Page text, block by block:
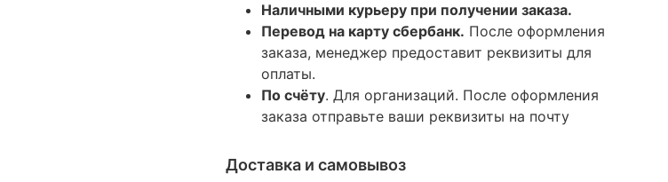
Наличными курьеру при получении заказа.
Перевод на карту сбербанк. После оформления
заказа, менеджер предоставит реквизиты для
оплаты.
По счёту. Для организаций. После оформления
заказа отправьте ваши реквизиты на почту
Доставка и самовывоз